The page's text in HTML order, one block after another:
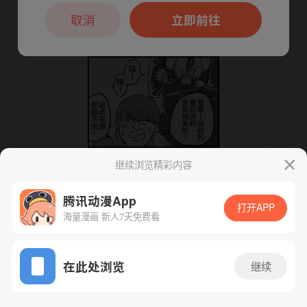
App免费看
下一话 腾漫App免费看
继续浏览精彩内容
腾讯动漫App
海量漫画 新人7天免费看
打开APP
在此处浏览 继续
户7天免费看立即前往
取消